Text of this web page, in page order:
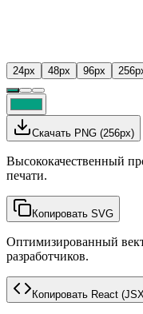
24px 48px 96px 256
Скачать PNG (256px)
Высококачественный
печати.
Копировать SVG
Оптимизированный
разработчиков.
Копировать React